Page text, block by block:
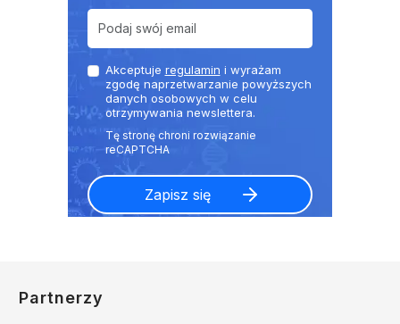
Akceptuje regulamin i wyrażam
zgodę naprzetwarzanie powyższych
danych osobowych w celu
otrzymywania newslettera.
Partnerzy